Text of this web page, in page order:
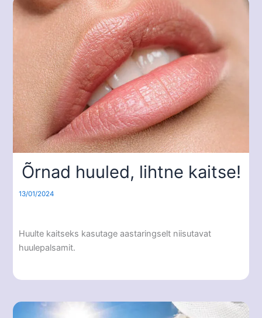
Õrnad huuled, lihtne kaitse!
13/01/2024
Huulte kaitseks kasutage aastaringselt niisutavat
huulepalsamit.